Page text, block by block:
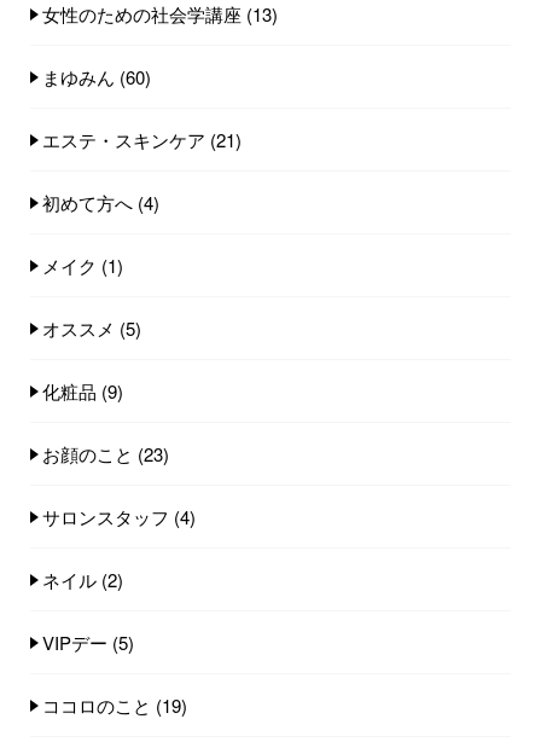
女性のための社会学講座 (13)
まゆみん (60)
エステ・スキンケア (21)
初めて方へ (4)
メイク (1)
オススメ (5)
化粧品 (9)
お顔のこと (23)
サロンスタッフ (4)
ネイル (2)
VIPデー (5)
ココロのこと (19)